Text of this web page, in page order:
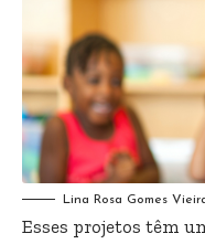
Lina Rosa Gomes
Esses projetos têm